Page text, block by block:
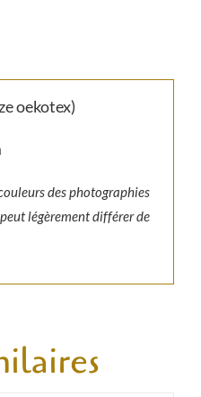
oekotex)
des photographies
légèrement différer de